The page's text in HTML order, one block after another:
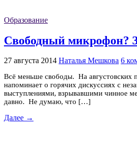
Образование
Свободный микрофон?
27 августа 2014 Наталья Мешкова 6
Всё меньше свободы. На августовских
напоминает о горячих дискуссиях с
выступлениями, взрывавшими чинное
давно. Не думаю, что […]
Далее →